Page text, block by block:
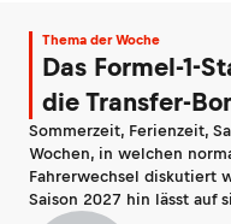
Thema der Woche
Das Formel-1-
die Transfer-
Sommerzeit, Ferienzeit,
Wochen, in welchen
Fahrerwechsel diskutiert
Saison 2027 hin lässt auf